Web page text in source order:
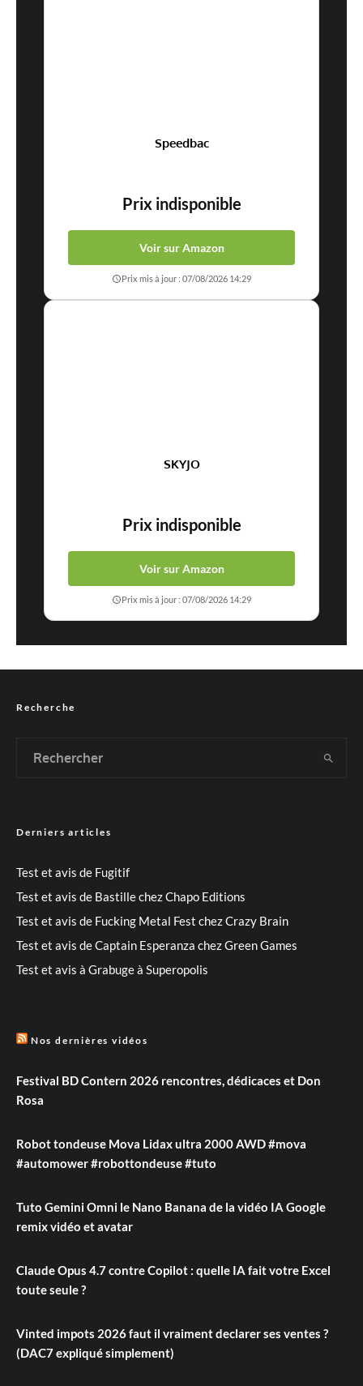
Speedbac
Prix indisponible
Voir sur Amazon
Prix mis à jour : 07/08/2026 14:29
SKYJO
Prix indisponible
Voir sur Amazon
Prix mis à jour : 07/08/2026 14:29
Recherche
Derniers articles
Test et avis de Fugitif
Test et avis de Bastille chez Chapo Editions
Test et avis de Fucking Metal Fest chez Crazy Brain
Test et avis de Captain Esperanza chez Green Games
Test et avis à Grabuge à Superopolis
Nos dernières vidéos
Festival BD Contern 2026 rencontres, dédicaces et Don
Rosa
Robot tondeuse Mova Lidax ultra 2000 AWD #mova
#automower #robottondeuse #tuto
Tuto Gemini Omni le Nano Banana de la vidéo IA Google
remix vidéo et avatar
Claude Opus 4.7 contre Copilot : quelle IA fait votre Excel
toute seule ?
Vinted impots 2026 faut il vraiment declarer ses ventes ?
(DAC7 expliqué simplement)